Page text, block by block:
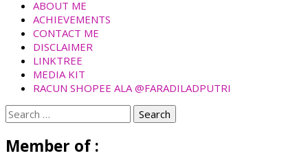
ABOUT ME
ACHIEVEMENTS
CONTACT ME
DISCLAIMER
LINKTREE
MEDIA KIT
RACUN SHOPEE ALA @FARADILADPUTRI
Search
for:
Member of :